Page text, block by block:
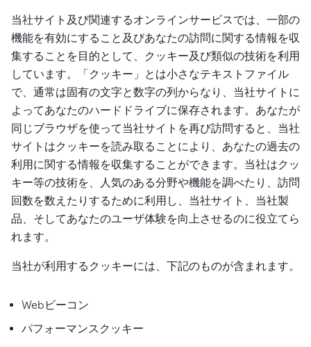
当社サイト及び関連するオンラインサービスでは、一部の
機能を有効にすること及びあなたの訪問に関する情報を収
集することを目的として、クッキー及び類似の技術を利用
しています。「クッキー」とは小さなテキストファイル
で、通常は固有の文字と数字の列からなり、当社サイトに
よってあなたのハードドライブに保存されます。あなたが
同じブラウザを使って当社サイトを再び訪問すると、当社
サイトはクッキーを読み取ることにより、あなたの過去の
利用に関する情報を収集することができます。当社はクッ
キー等の技術を、人気のある分野や機能を調べたり、訪問
回数を数えたりするために利用し、当社サイト、当社製
品、そしてあなたのユーザ体験を向上させるのに役立てら
れます。
当社が利用するクッキーには、下記のものが含まれます。
Webビーコン
パフォーマンスクッキー